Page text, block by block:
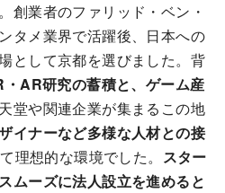
創業者のファリッド・ベン・
タメ業界で活躍後、日本への
として京都を選びました。背
AR研究の蓄積と、ゲーム産
堂や関連企業が集まるこの地
イナーなど多様な人材との接
理想的な環境でした。 スター
ムーズに法人設立を進めると